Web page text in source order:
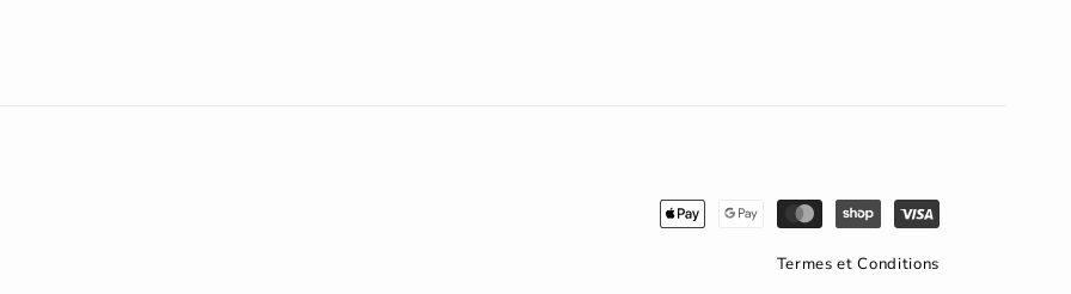
de
paiement
Termes et Conditions